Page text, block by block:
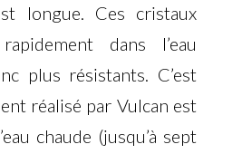
longue. Ces cristaux
dans l’eau
plus résistants. C’est
réalisé par Vulcan est
chaude (jusqu’à sept